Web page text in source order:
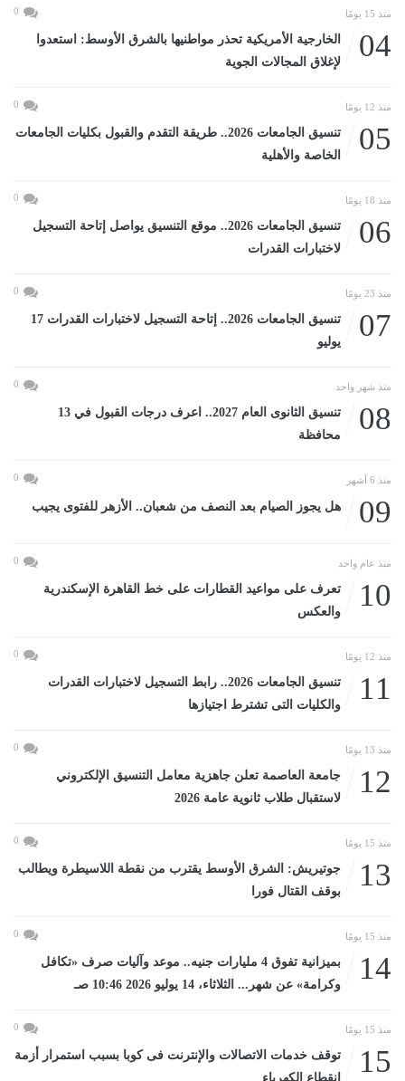
منذ 15 يومًا 0
04
الخارجية الأمريكية تحذر مواطنيها بالشرق الأوسط: استعدوا
لإغلاق المجالات الجوية
منذ 12 يومًا 0
05
تنسيق الجامعات 2026.. طريقة التقدم والقبول بكليات الجامعات
الخاصة والأهلية
منذ 18 يومًا 0
06
تنسيق الجامعات 2026.. موقع التنسيق يواصل إتاحة التسجيل
لاختبارات القدرات
منذ 23 يومًا 0
07
تنسيق الجامعات 2026.. إتاحة التسجيل لاختبارات القدرات 17
يوليو
منذ شهر واحد 0
08
تنسيق الثانوى العام 2027.. اعرف درجات القبول في 13
محافظة
منذ 6 أشهر 0
09 هل يجوز الصيام بعد النصف من شعبان.. الأزهر للفتوى يجيب
منذ عام واحد 0
10
تعرف على مواعيد القطارات على خط القاهرة الإسكندرية
والعكس
منذ 12 يومًا 0
11
تنسيق الجامعات 2026.. رابط التسجيل لاختبارات القدرات
والكليات التى تشترط اجتيازها
منذ 13 يومًا 0
12
جامعة العاصمة تعلن جاهزية معامل التنسيق الإلكتروني
لاستقبال طلاب ثانوية عامة 2026
منذ 15 يومًا 0
13
جوتيريش: الشرق الأوسط يقترب من نقطة اللاسيطرة ويطالب
بوقف القتال فورا
منذ 15 يومًا 0
14
بميزانية تفوق 4 مليارات جنيه.. موعد وآليات صرف «تكافل
وكرامة» عن شهر... الثلاثاء، 14 يوليو 2026 10:46 صـ
منذ 15 يومًا 0
15
توقف خدمات الاتصالات والإنترنت فى كوبا بسبب استمرار أزمة
انقطاع الكهرباء